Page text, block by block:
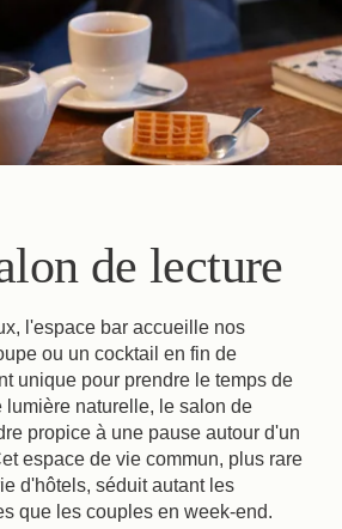
de lecture
l'espace bar accueille nos
ou un cocktail en fin de
unique pour prendre le temps de
lumière naturelle, le salon de
propice à une pause autour d'un
espace de vie commun, plus rare
d'hôtels, séduit autant les
que les couples en week-end.